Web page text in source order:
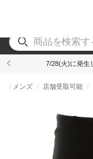
7/28(火)に発生
メンズ 店舗受取可能